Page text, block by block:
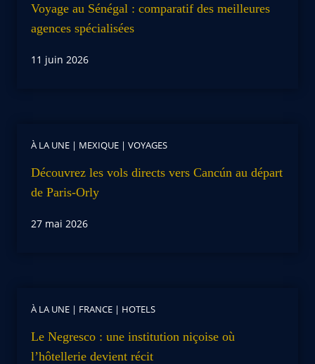
Voyage au Sénégal : comparatif des meilleures
agences spécialisées
11 juin 2026
À LA UNE | MEXIQUE | VOYAGES
Découvrez les vols directs vers Cancún au départ
de Paris-Orly
27 mai 2026
À LA UNE | FRANCE | HOTELS
Le Negresco : une institution niçoise où
l’hôtellerie devient récit